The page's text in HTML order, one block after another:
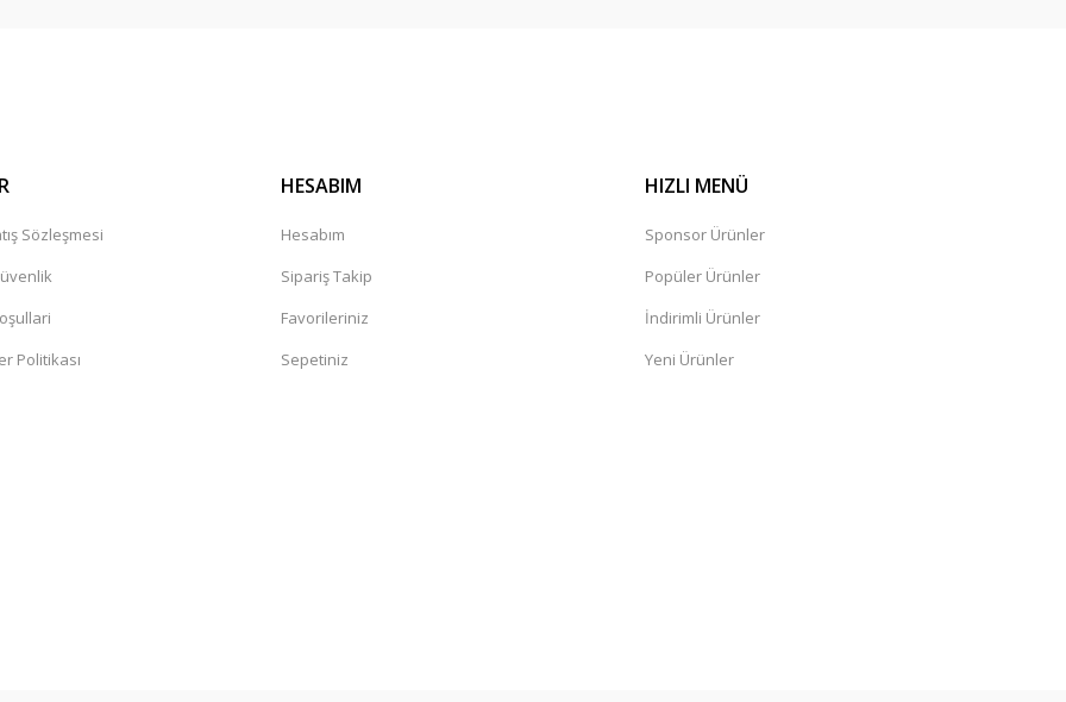
Sözleşmesi
Politikası
HESABIM
Hesabım
Sipariş Takip
Favorileriniz
Sepetiniz
HIZLI MENÜ
Sponsor Ürünler
Popüler Ürünler
İndirimli Ürünler
Yeni Ürünler